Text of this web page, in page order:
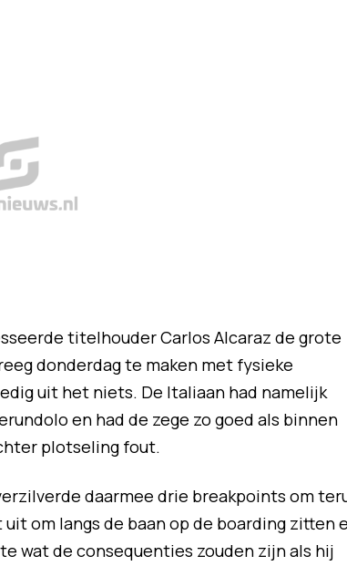
titelhouder Carlos Alcaraz de grote
donderdag te maken met fysieke
uit het niets. De Italiaan had namelijk
en had de zege zo goed als binnen
plotseling fout.
daarmee drie breakpoints om
om langs de baan op de boarding zitten
wat de consequenties zouden zijn als hij